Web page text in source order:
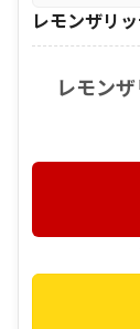
レモンザリ
レモン